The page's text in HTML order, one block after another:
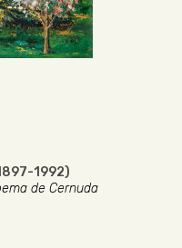
1992)
de Cernuda